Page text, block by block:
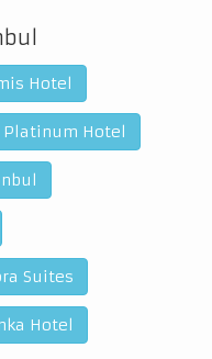
Hotel
Platinum Hotel
Suites
Hotel